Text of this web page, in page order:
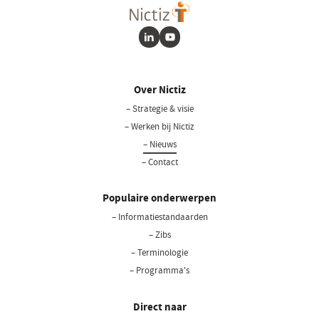
LinkedInYoutube
Over Nictiz
– Strategie & visie
– Werken bij Nictiz
– Nieuws
– Contact
Populaire onderwerpen
– Informatiestandaarden
– Zibs
– Terminologie
– Programma's
Direct naar